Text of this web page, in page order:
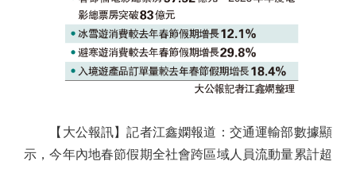
【大公報訊】記者江鑫嫻報道：交通運輸部數據顯
示，今年內地春節假期全社會跨區域人員流動量累計超